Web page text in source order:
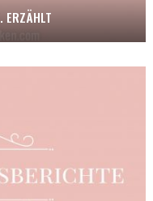
ERZÄHLT